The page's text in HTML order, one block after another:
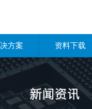
方案 资料下载